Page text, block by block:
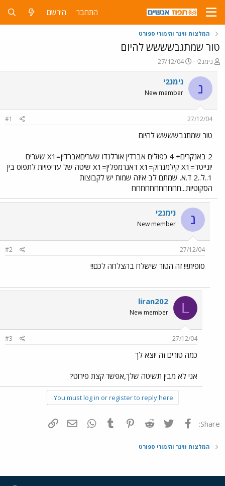
התחבר הירשם
המלצות ווינר והימורי ספורט
טור שמתגבשששש להיום
פ
ו
ת
ח
ה
ש
א
נימנ2י
פ
ו
ר
ם
ר
27/12/04
נ נימנ2י
New member
27/12/04
#1
טור שמתגבשששש להיום
2 באנקרים+ 4 כפולים אברדין אורלנדו שעריםאברדין=X1 שערים
יונייטד=X1 קילמנרוק=X1 דאנרמפלין=X1 שיטה של עדיפויות לתפוס בין
1..ל..2 ד.א. שמתם לב איזה שמות יש לקבוצות
הסקוטיות...חחחחחחחחחחח
נ נימנ2י
New member
27/12/04
#2
סופית!!! זה הטור שישלח בהצלחה לכם!!
L
liran202
New member
27/12/04
#3
כמה טורים זה יוצא לך
אני לא מבין תשיטה שלך,אפשר קצת פירוט?
You must log in or register to reply here.
Share: פייסבוק Twitter
Reddit
Pinterest
Tumblr
WhatsAppדואר אלקטרוני
המלצות ווינר והימורי ספורט